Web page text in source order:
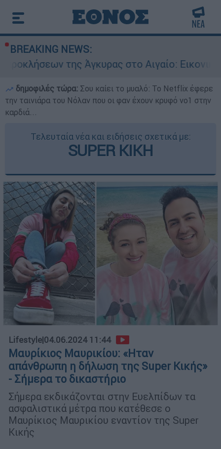
BREAKING NEWS:
Άγκυρας στο Αιγαίο: Εικονική αερομαχία
δημοφιλές τώρα: Σου καίει το μυαλό: Το Netflix έφερε
την ταινιάρα του Νόλαν που οι φαν έχουν κρυφό νο1 στην
καρδιά...
Τελευταία νέα και ειδήσεις σχετικά με:
SUPER ΚΙΚΗ
Lifestyle|04.06.2024 11:44
Μαυρίκιος Μαυρικίου: «Hταν
απάνθρωπη η δήλωση της Super Κικής»
- Σήμερα το δικαστήριο
Σήμερα εκδικάζονται στην Ευελπίδων τα
ασφαλιστικά μέτρα που κατέθεσε ο
Μαυρίκιος Μαυρικίου εναντίον της Super
Κικής